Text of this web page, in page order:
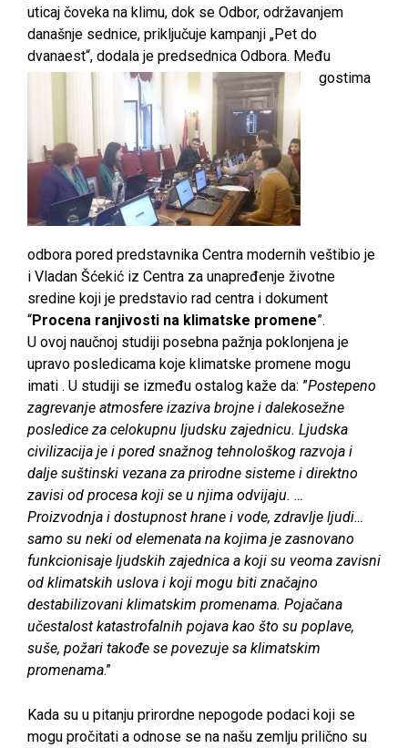
uticaj čoveka na klimu, dok se Odbor, održavanjem
današnje sednice, priključuje kampanji „Pet do
dvanaest“, dodala je predsednica Odbora. Među
gostima
odbora pored predstavnika Centra modernih veštibio je
i Vladan Šćekić iz Centra za unapređenje životne
sredine koji je predstavio rad centra i dokument
“Procena ranjivosti na klimatske promene”.
U ovoj naučnoj studiji posebna pažnja poklonjena je
upravo posledicama koje klimatske promene mogu
imati . U studiji se između ostalog kaže da: ”Postepeno
zagrevanje atmosfere izaziva brojne i dalekosežne
posledice za celokupnu ljudsku zajednicu. Ljudska
civilizacija je i pored snažnog tehnološkog razvoja i
dalje suštinski vezana za prirodne sisteme i direktno
zavisi od procesa koji se u njima odvijaju. …
Proizvodnja i dostupnost hrane i vode, zdravlje ljudi…
samo su neki od elemenata na kojima je zasnovano
funkcionisaje ljudskih zajednica a koji su veoma zavisni
od klimatskih uslova i koji mogu biti značajno
destabilizovani klimatskim promenama. Pojačana
učestalost katastrofalnih pojava kao što su poplave,
suše, požari takođe se povezuje sa klimatskim
promenama.”
Kada su u pitanju prirordne nepogode podaci koji se
mogu pročitati a odnose se na našu zemlju prilično su